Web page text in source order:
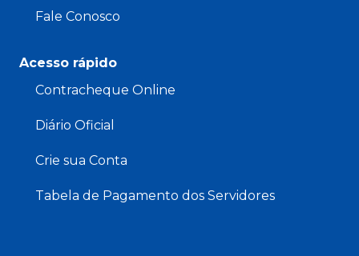
Fale Conosco
Acesso rápido
Contracheque Online
Diário Oficial
Crie sua Conta
Tabela de Pagamento dos Servidores